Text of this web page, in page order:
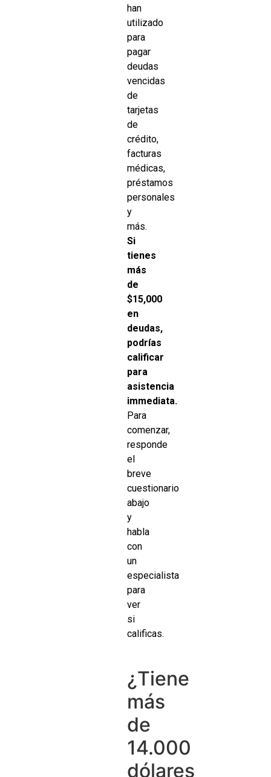
han
utilizado
para
pagar
deudas
vencidas
de
tarjetas
de
crédito,
facturas
médicas,
préstamos
personales
y
más.
Si
tienes
más
de
$15,000
en
deudas,
podrías
calificar
para
asistencia
immediata.
Para
comenzar,
responde
el
breve
cuestionario
abajo
y
habla
con
un
especialista
para
ver
si
calificas.
¿Tiene
más
de
14.000
dólares